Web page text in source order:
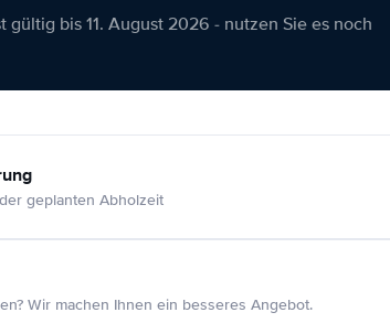
gültig bis 11. August 2026 - nutzen Sie es noch
geplanten Abholzeit
Wir machen Ihnen ein besseres Angebot.